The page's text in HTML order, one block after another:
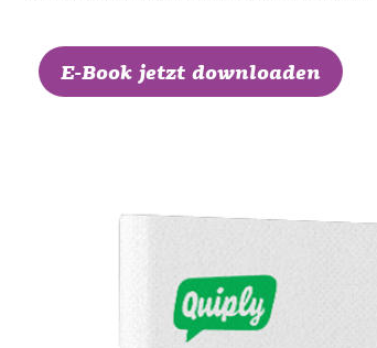
E-Book jetzt downloaden